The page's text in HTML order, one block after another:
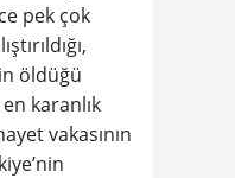
pek çok
öldüğü
karanlık
vakasının